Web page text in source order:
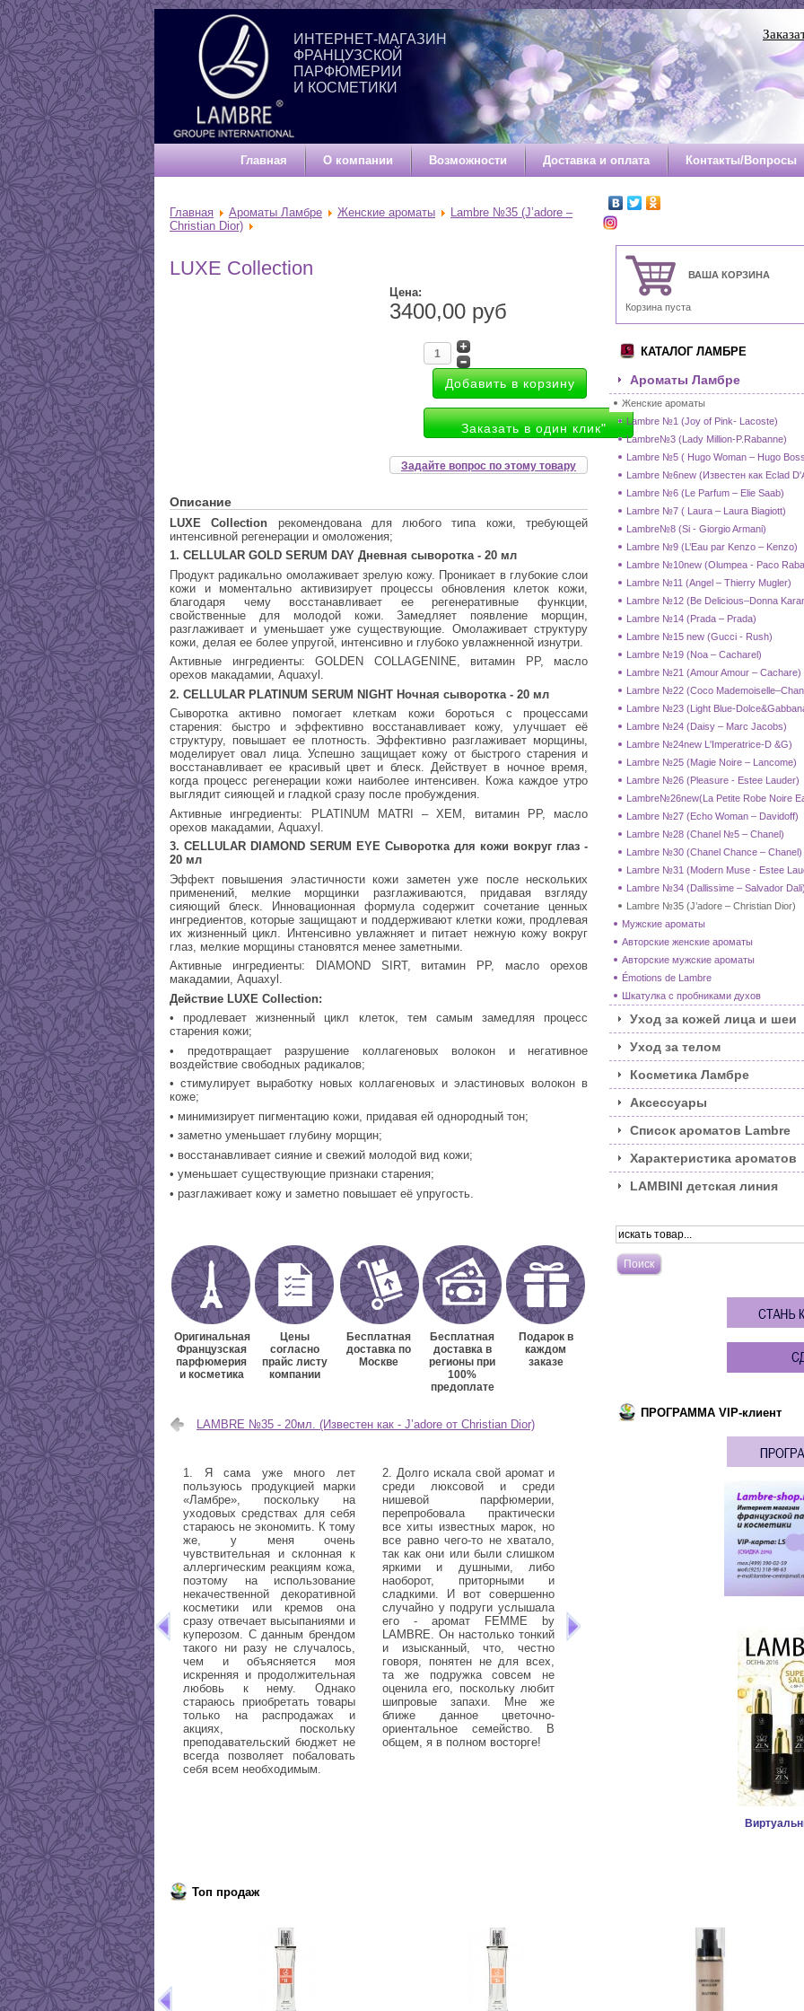
ИНТЕРНЕТ-МАГАЗИН
ФРАНЦУЗСКОЙ
ПАРФЮМЕРИИ
И КОСМЕТИКИ
Главная О компании Возможности Доставка и оплата Контакты/Вопросы
Главная Ароматы Ламбре Женские ароматы
Lambre №35 (J’adore –
Christian Dior)
LUXE Collection
Цена:
3400,00 руб
Заказать в один клик"
Задайте вопрос по этому товару
Описание
LUXE Collection рекомендована для любого типа кожи, требующей
интенсивной регенерации и омоложения;
1. CELLULAR GOLD SERUM DAY Дневная сыворотка - 20 мл
Продукт радикально омолаживает зрелую кожу. Проникает в глубокие слои
кожи и моментально активизирует процессы обновления клеток кожи,
благодаря чему восстанавливает ее регенеративные функции,
свойственные для молодой кожи. Замедляет появление морщин,
разглаживает и уменьшает уже существующие. Омолаживает структуру
кожи, делая ее более упругой, интенсивно и глубоко увлажненной изнутри.
Активные ингредиенты: GOLDEN COLLAGENINE, витамин РР, масло
орехов макадамии, Aquaxyl.
2. CELLULAR PLATINUM SERUM NIGHT Ночная сыворотка - 20 мл
Сыворотка активно помогает клеткам кожи бороться с процессами
старения: быстро и эффективно восстанавливает кожу, улучшает её
структуру, повышает ее плотность. Эффективно разглаживает морщины,
моделирует овал лица. Успешно защищает кожу от быстрого старения и
восстанавливает ее красивый цвет и блеск. Действует в ночное время,
когда процесс регенерации кожи наиболее интенсивен. Кожа каждое утро
выглядит сияющей и гладкой сразу после пробуждения.
Активные ингредиенты: PLATINUM MATRI – XEM, витамин РР, масло
орехов макадамии, Aquaxyl.
3. CELLULAR DIAMOND SERUM EYE Сыворотка для кожи вокруг глаз -
20 мл
Эффект повышения эластичности кожи заметен уже после нескольких
применений, мелкие морщинки разглаживаются, придавая взгляду
сияющий блеск. Инновационная формула содержит сочетание ценных
ингредиентов, которые защищают и поддерживают клетки кожи, продлевая
их жизненный цикл. Интенсивно увлажняет и питает нежную кожу вокруг
глаз, мелкие морщины становятся менее заметными.
Активные ингредиенты: DIAMOND SIRT, витамин РР, масло орехов
макадамии, Aquaxyl.
Действие LUXE Collection:
• продлевает жизненный цикл клеток, тем самым замедляя процесс
старения кожи;
• предотвращает разрушение коллагеновых волокон и негативное
воздействие свободных радикалов;
• стимулирует выработку новых коллагеновых и эластиновых волокон в
коже;
• минимизирует пигментацию кожи, придавая ей однородный тон;
• заметно уменьшает глубину морщин;
• восстанавливает сияние и свежий молодой вид кожи;
• уменьшает существующие признаки старения;
• разглаживает кожу и заметно повышает её упругость.
Оригинальная
Французская
парфюмерия
и косметика
Цены
согласно
прайс листу
компании
Бесплатная
доставка по
Москве
Бесплатная
доставка в
регионы при
100%
предоплате
Подарок в
каждом
заказе
LAMBRE №35 - 20мл. (Известен как - J’adore от Christian Dior)
1. Я сама уже много лет
пользуюсь продукцией марки
«Ламбре», поскольку на
уходовых средствах для себя
стараюсь не экономить. К тому
же, у меня очень
чувствительная и склонная к
аллергическим реакциям кожа,
поэтому на использование
некачественной декоративной
косметики или кремов она
сразу отвечает высыпаниями и
куперозом. С данным брендом
такого ни разу не случалось,
чем и объясняется моя
искренняя и продолжительная
любовь к нему. Однако
стараюсь приобретать товары
только на распродажах и
акциях, поскольку
преподавательский бюджет не
всегда позволяет побаловать
себя всем необходимым.
2. Долго искала свой аромат и
среди люксовой и среди
нишевой парфюмерии,
перепробовала практически
все хиты известных марок, но
все равно чего-то не хватало,
так как они или были слишком
яркими и душными, либо
наоборот, приторными и
сладкими. И вот совершенно
случайно у подруги услышала
его - аромат FEMME by
LAMBRE. Он настолько тонкий
и изысканный, что, честно
говоря, понятен не для всех,
та же подружка совсем не
оценила его, поскольку любит
шипровые запахи. Мне же
ближе данное цветочно-
ориентальное семейство. В
общем, я в полном восторге!
несмотря на качественные
материалы и клей, а также то,
что делали мне их в хорошем
салоне, густота и количество
собственных ресничек
значительно уменьшились.
Выглядело это не очень
красиво и даже суперобъемная
попробовать сыворотку MAGIC
LONG LASH. И к своему
удивлению очень скоро
увидела результат. Не скажу,
что она буквально творит
чудеса, но растут ресницы
намного быстрее, при этом они
–
я
ВАША КОРЗИНА
Корзина пуста
КАТАЛОГ ЛАМБРЕ
Ароматы Ламбре
Женские ароматы
Lambre №1 (Joy of Pink- Lacoste)
Lambre№3 (Lady Million-P.Rabanne)
Lambre №5 ( Hugo Woman – Hugo
Lambre №6new (Известен как Eclad
Lambre №6 (Le Parfum – Elie Saab)
Lambre №7 ( Laura – Laura Biagiott)
Lambre№8 (Si - Giorgio Armani)
Lambre №9 (L’Eau par Kenzo – Kenzo)
Lambre №10new (Olumpea - Paco
Lambre №11 (Angel – Thierry Mugler)
Lambre №12 (Be Delicious–Donna
Lambre №14 (Prada – Prada)
Lambre №15 new (Gucci - Rush)
Lambre №19 (Noa – Cacharel)
Lambre №21 (Amour Amour – Cachare)
Lambre №22 (Coco
Lambre №23 (Light Blue-
Lambre №24 (Daisy – Marc Jacobs)
Lambre №24new L'Imperatrice-D &G)
Lambre №25 (Magie Noire – Lancome)
Lambre №26 (Pleasure - Estee Lauder)
Lambre№26new(La Petite Robe Noire
Lambre №27 (Echo Woman – Davidoff)
Lambre №28 (Chanel №5 – Chanel)
Lambre №30 (Chanel Chance – Chanel)
Lambre №31 (Modern Muse - Estee
Lambre №34 (Dallissime – Salvador Dali)
Lambre №35 (J’adore – Christian Dior)
Мужские ароматы
Авторские женские ароматы
Авторские мужские ароматы
Émotions de Lambre
Шкатулка с пробниками духов
Уход за кожей лица и шеи
Уход за телом
Косметика Ламбре
Аксессуары
Список ароматов Lambre
Характеристика ароматов
LAMBINI детская линия
ПРОГРАММА VIP-клиент
Топ продаж